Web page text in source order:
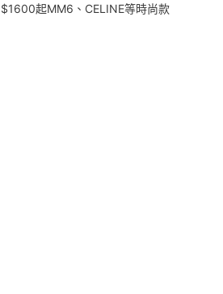
$1600起MM6、CELINE等時尚款